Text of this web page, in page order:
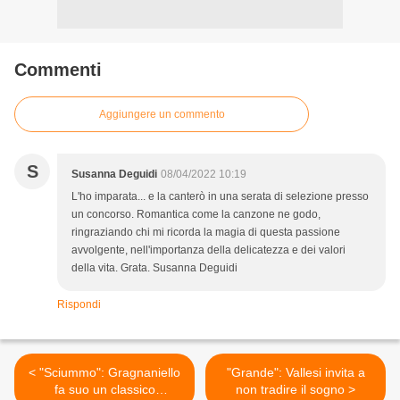
Commenti
Aggiungere un commento
S Susanna Deguidi 08/04/2022 10:19
L'ho imparata... e la canterò in una serata di selezione presso
un concorso. Romantica come la canzone ne godo,
ringraziando chi mi ricorda la magia di questa passione
avvolgente, nell'importanza della delicatezza e dei valori
della vita. Grata. Susanna Deguidi
Rispondi
< "Sciummo": Gragnaniello
fa suo un classico
"Grande": Vallesi invita a
non tradire il sogno >